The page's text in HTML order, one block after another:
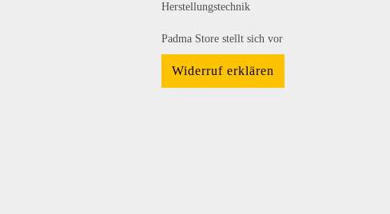
Herstellungstechnik
Padma Store stellt sich vor
Widerruf erklären